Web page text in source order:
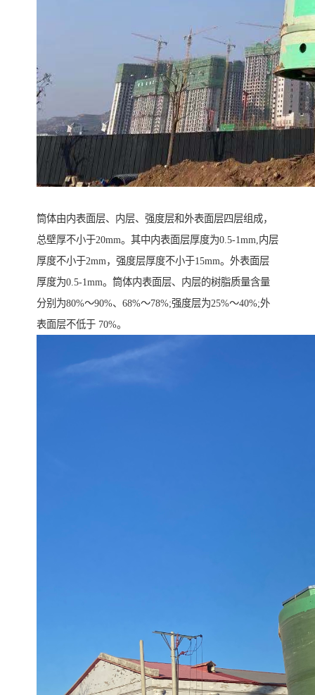
筒体由内表面层、内层、强度层和外表面层四层组成，
总壁厚不小于20mm。其中内表面层厚度为0.5-1mm,内层
厚度不小于2mm，强度层厚度不小于15mm。外表面层
厚度为0.5-1mm。筒体内表面层、内层的树脂质量含量
分别为80%～90%、68%～78%;强度层为25%～40%;外
表面层不低于 70%。